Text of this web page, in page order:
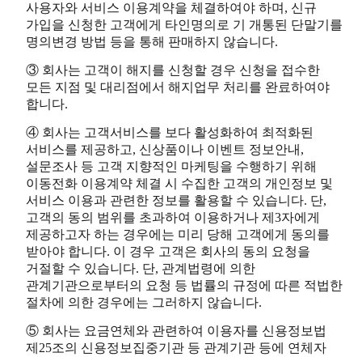
사용자와 서비스 이용계약을 체결하여야 하며, 신규
가입을 신청한 고객에게 타인명의로 기 개통된 단말기를
명의변경 방법 등을 통해 판매하지 않습니다.
③ 회사는 고객이 해지를 신청할 경우 신청을 접수한
모든 지점 및 대리점에서 해지업무 처리를 완료하여야
합니다.
④ 회사는 고객서비스를 보다 활성화하여 최적화된
서비스를 제공하고, 신상품이나 이벤트 정보안내,
설문조사 등 고객 지향적인 마케팅을 수행하기 위해
이동전화 이용계약 체결 시 수집한 고객의 개인정보 및
서비스 이용과 관련한 정보를 활용할 수 있습니다. 단,
고객의 동의 범위를 초과하여 이용하거나 제3자에게
제공하고자 하는 경우에는 미리 당해 고객에게 동의를
받아야 합니다. 이 경우 고객은 회사의 동의 요청을
거절할 수 있습니다. 단, 관계법령에 의한
관계기관으로부터의 요청 등 법률의 규정에 따른 적법한
절차에 의한 경우에는 그러하지 않습니다.
⑤ 회사는 요금연체와 관련하여 이용자를 신용정보법
제25조의 신용정보집중기관 등 관계기관 등에 연체자